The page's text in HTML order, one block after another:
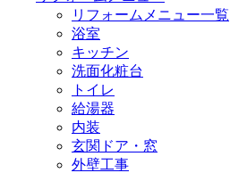
リフォームメニュー一覧
浴室
キッチン
洗面化粧台
トイレ
給湯器
内装
玄関ドア・窓
外壁工事